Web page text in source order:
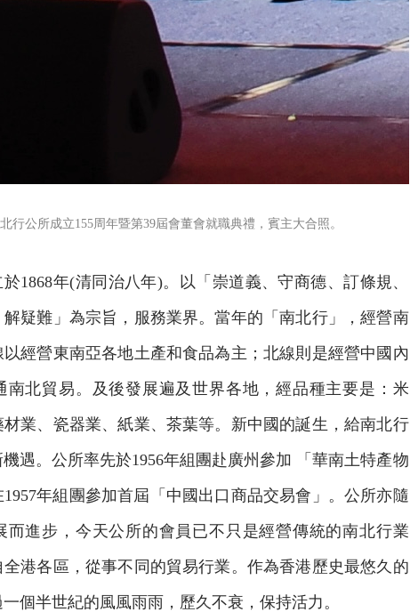
行公所成立155周年暨第39屆會董會就職典禮，賓主大合照。
1868年(清同治八年)。以「崇道義、守商德、訂條規、
疑難」為宗旨，服務業界。當年的「南北行」，經營南
經營東南亞各地土產和食品為主；北線則是經營中國內
南北貿易。及後發展遍及世界各地，經品種主要是：米
業、瓷器業、紙業、茶葉等。新中國的誕生，給南北行
遇。公所率先於1956年組團赴廣州參加 「華南土特產物
年組團參加首屆「中國出口商品交易會」 。 公所亦隨
而進步，今天公所的會員已不只是經營傳統的南北行業
港各區，從事不同的貿易行業。作為香港歷史最悠久的
個半世紀的風風雨雨，歷久不衰，保持活力。